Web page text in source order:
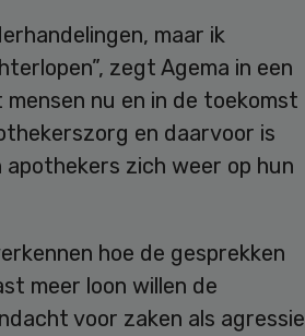
maar ik
zegt Agema in een
nu en in de toekomst
en daarvoor is
zich weer op hun
hoe de gesprekken
meer loon willen de
voor zaken als agressie